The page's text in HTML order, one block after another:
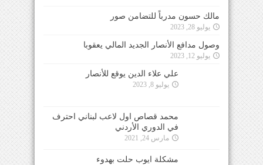
مالك حسون مدرباً للتضامن صور
يوليو 28, 2023
وصول مدافع الأنصار الجديد المالي يعقوبا
يوليو 12, 2023
علي علاء الدين يوقع للأنصار
يوليو 8, 2023
محمد قصاص اول لاعب لبناني احترف
في الدوري الأردني
مارس 24, 2021
مشكلة ايوب حلت بهدوء